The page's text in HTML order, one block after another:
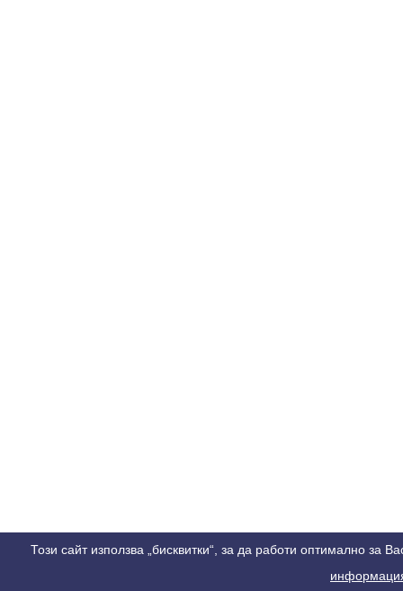
Този сайт използва „бисквитки“, за да работи оптимално за